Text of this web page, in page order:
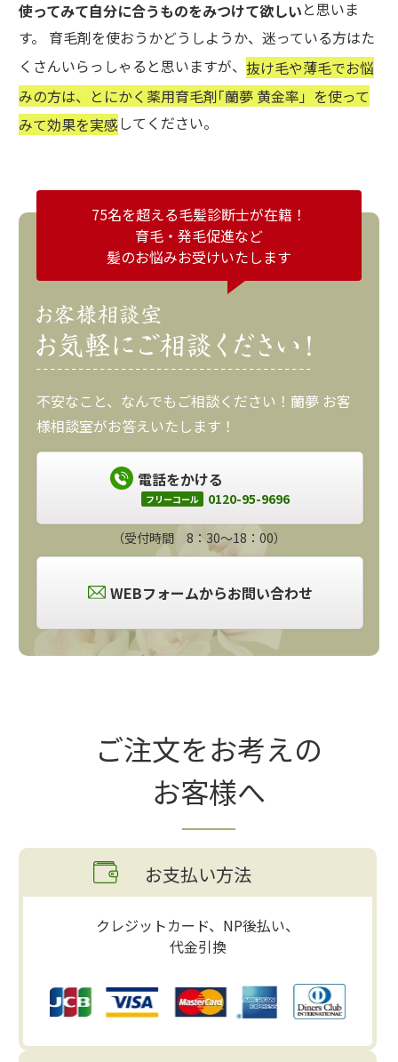
使ってみて自分に合うものをみつけて欲しいと思いま
す。 育毛剤を使おうかどうしようか、迷っている方はた
くさんいらっしゃると思いますが、 抜け毛や薄毛でお悩
みの方は、とにかく薬用育毛剤｢蘭夢 黄金率」を使って
みて効果を実感してください。
75名を超える毛髪診断士が在籍！
育毛・発毛促進など
髪のお悩みお受けいたします
不安なこと、なんでもご相談ください！蘭夢 お客
様相談室がお答えいたします！
電話をかける
フリーコール 0120-95-9696
（受付時間 8：30～18：00）
WEBフォームからお問い合わせ
ご注文をお考えの
お客様へ
お支払い方法
クレジットカード、NP後払い、
代金引換